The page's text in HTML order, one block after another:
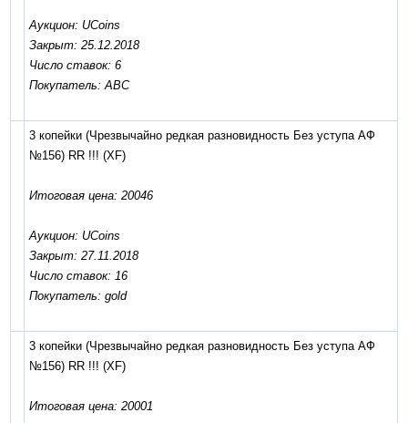
Аукцион: UCoins
Закрыт: 25.12.2018
Число ставок: 6
Покупатель: АВС
3 копейки (Чрезвычайно редкая разновидность Без уступа АФ
№156) RR !!! (XF)
Итоговая цена: 20046
Аукцион: UCoins
Закрыт: 27.11.2018
Число ставок: 16
Покупатель: gold
3 копейки (Чрезвычайно редкая разновидность Без уступа АФ
№156) RR !!! (XF)
Итоговая цена: 20001